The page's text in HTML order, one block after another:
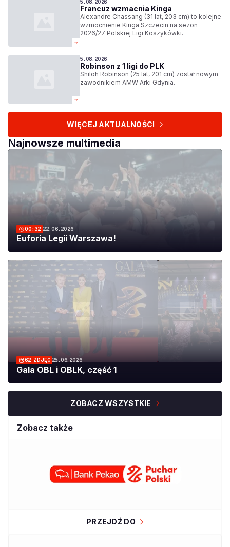
zawodnik Górnika Zamek Książ Wałbrzych.
5.08.2026
Francuz wzmacnia Kinga
Alexandre Chassang (31 lat, 203 cm) to kolejne
wzmocnienie Kinga Szczecin na sezon
2026/27 Polskiej Ligi Koszykówki.
5.08.2026
Robinson z 1 ligi do PLK
Shiloh Robinson (25 lat, 201 cm) został nowym
zawodnikiem AMW Arki Gdynia.
WIĘCEJ AKTUALNOŚCI
Najnowsze multimedia
00:32 22.06.2026
Euforia Legii Warszawa!
62ZDJĘĆ 25.06.2026
Gala OBL i OBLK, część 1
ZOBACZ WSZYSTKIE
Zobacz także
PRZEJDŹ DO